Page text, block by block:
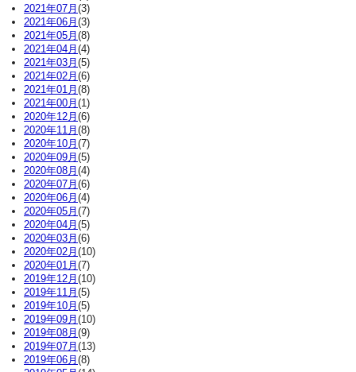
2021年07月(3)
2021年06月(3)
2021年05月(8)
2021年04月(4)
2021年03月(5)
2021年02月(6)
2021年01月(8)
2021年00月(1)
2020年12月(6)
2020年11月(8)
2020年10月(7)
2020年09月(5)
2020年08月(4)
2020年07月(6)
2020年06月(4)
2020年05月(7)
2020年04月(5)
2020年03月(6)
2020年02月(10)
2020年01月(7)
2019年12月(10)
2019年11月(5)
2019年10月(5)
2019年09月(10)
2019年08月(9)
2019年07月(13)
2019年06月(8)